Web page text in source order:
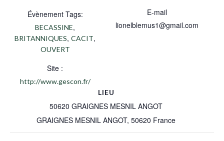
Évènement Tags:
BECASSINE,
BRITANNIQUES, CACIT,
OUVERT
Site :
http://www.gescon.fr/
LIEU
50620 GRAIGNES MESNIL ANGOT
GRAIGNES MESNIL ANGOT, 50620 France
E-mail
lionelblemus1@gmail.com